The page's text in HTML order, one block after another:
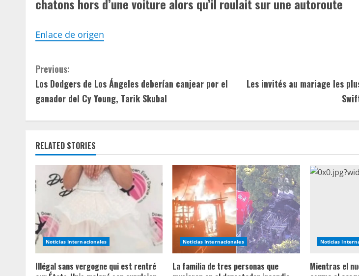
chatons hors d’une voiture alors qu’il roulait sur une autoroute
Enlace de origen
C
o
i
n
u
e
R
e
Previous:
Los Dodgers de Los Ángeles deberían canjear por el
ganador del Cy Young, Tarik Skubal
Les invités au mariage les
RELATED STORIES
Noticias Internacionales
Illégal sans vergogne qui est rentré
Noticias Internacionales
La familia de tres personas que
Noticias
Mientras el